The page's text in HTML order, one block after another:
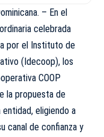
– En el
celebrada
por el Instituto de
(Idecoop), los
COOP
la propuesta de
eligiendo a
canal de confianza y